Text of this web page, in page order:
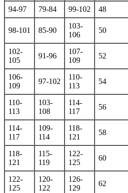
94-97
79-84 99-102 48
98-101 85-90
103-
106
50
102-
105
91-96
107-
109
52
106-
109
97-102
110-
113
54
110-
113
103-
108
114-
117
56
114-
117
109-
114
118-
121
58
118-
121
115-
119
122-
125
60
122-
125
120-
122
126-
129
62